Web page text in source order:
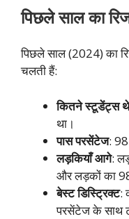
पिछले साल का
पिछले साल (2024) का
चलती हैं:
कितने स्टूडेंट्स थे
था।
पास परसेंटेज:
लड़कियाँ आगे:
और लड़कों का
बेस्ट डिस्ट्रिक्ट:
परसेंटेज के साथ